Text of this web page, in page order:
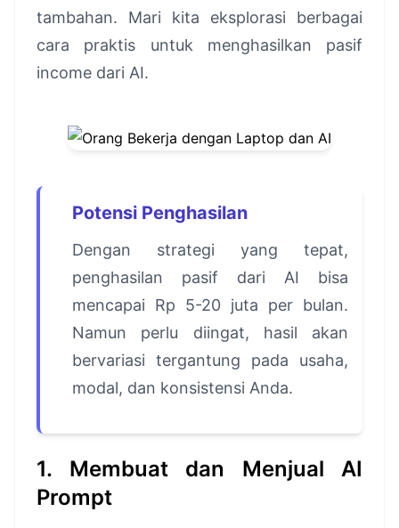
tambahan. Mari kita eksplorasi berbagai
cara praktis untuk menghasilkan pasif
income dari AI.
Potensi Penghasilan
Dengan strategi yang tepat,
penghasilan pasif dari AI bisa
mencapai Rp 5-20 juta per bulan.
Namun perlu diingat, hasil akan
bervariasi tergantung pada usaha,
modal, dan konsistensi Anda.
1. Membuat dan Menjual AI
Prompt